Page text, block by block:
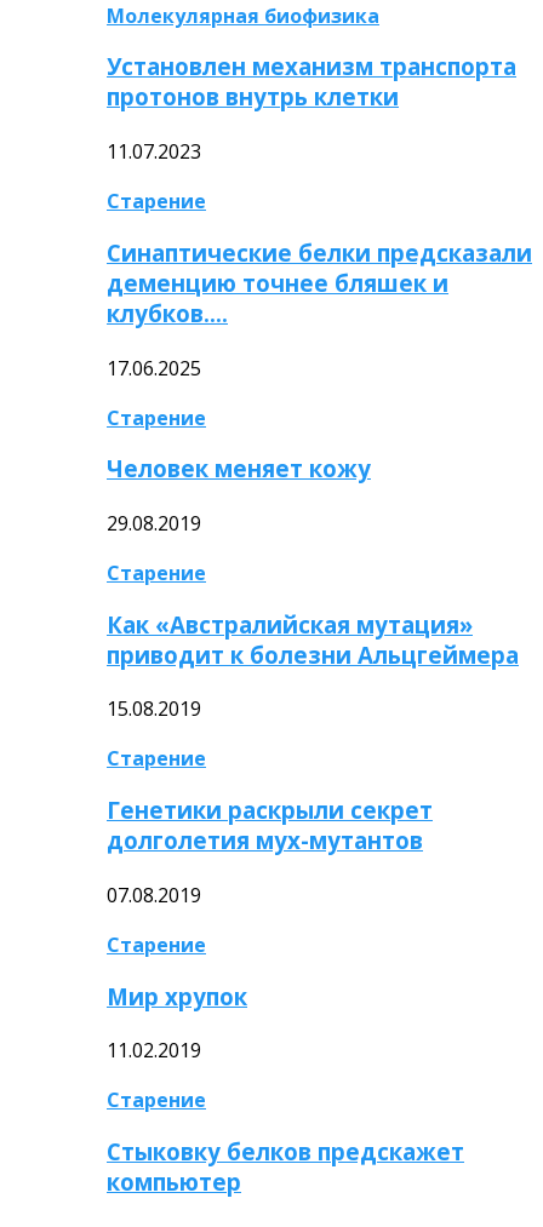
Молекулярная биофизика
Установлен механизм транспорта
протонов внутрь клетки
11.07.2023
Старение
Синаптические белки предсказали
деменцию точнее бляшек и
клубков….
17.06.2025
Старение
Человек меняет кожу
29.08.2019
Старение
Как «Австралийская мутация»
приводит к болезни Альцгеймера
15.08.2019
Старение
Генетики раскрыли секрет
долголетия мух-мутантов
07.08.2019
Старение
Мир хрупок
11.02.2019
Старение
Стыковку белков предскажет
компьютер